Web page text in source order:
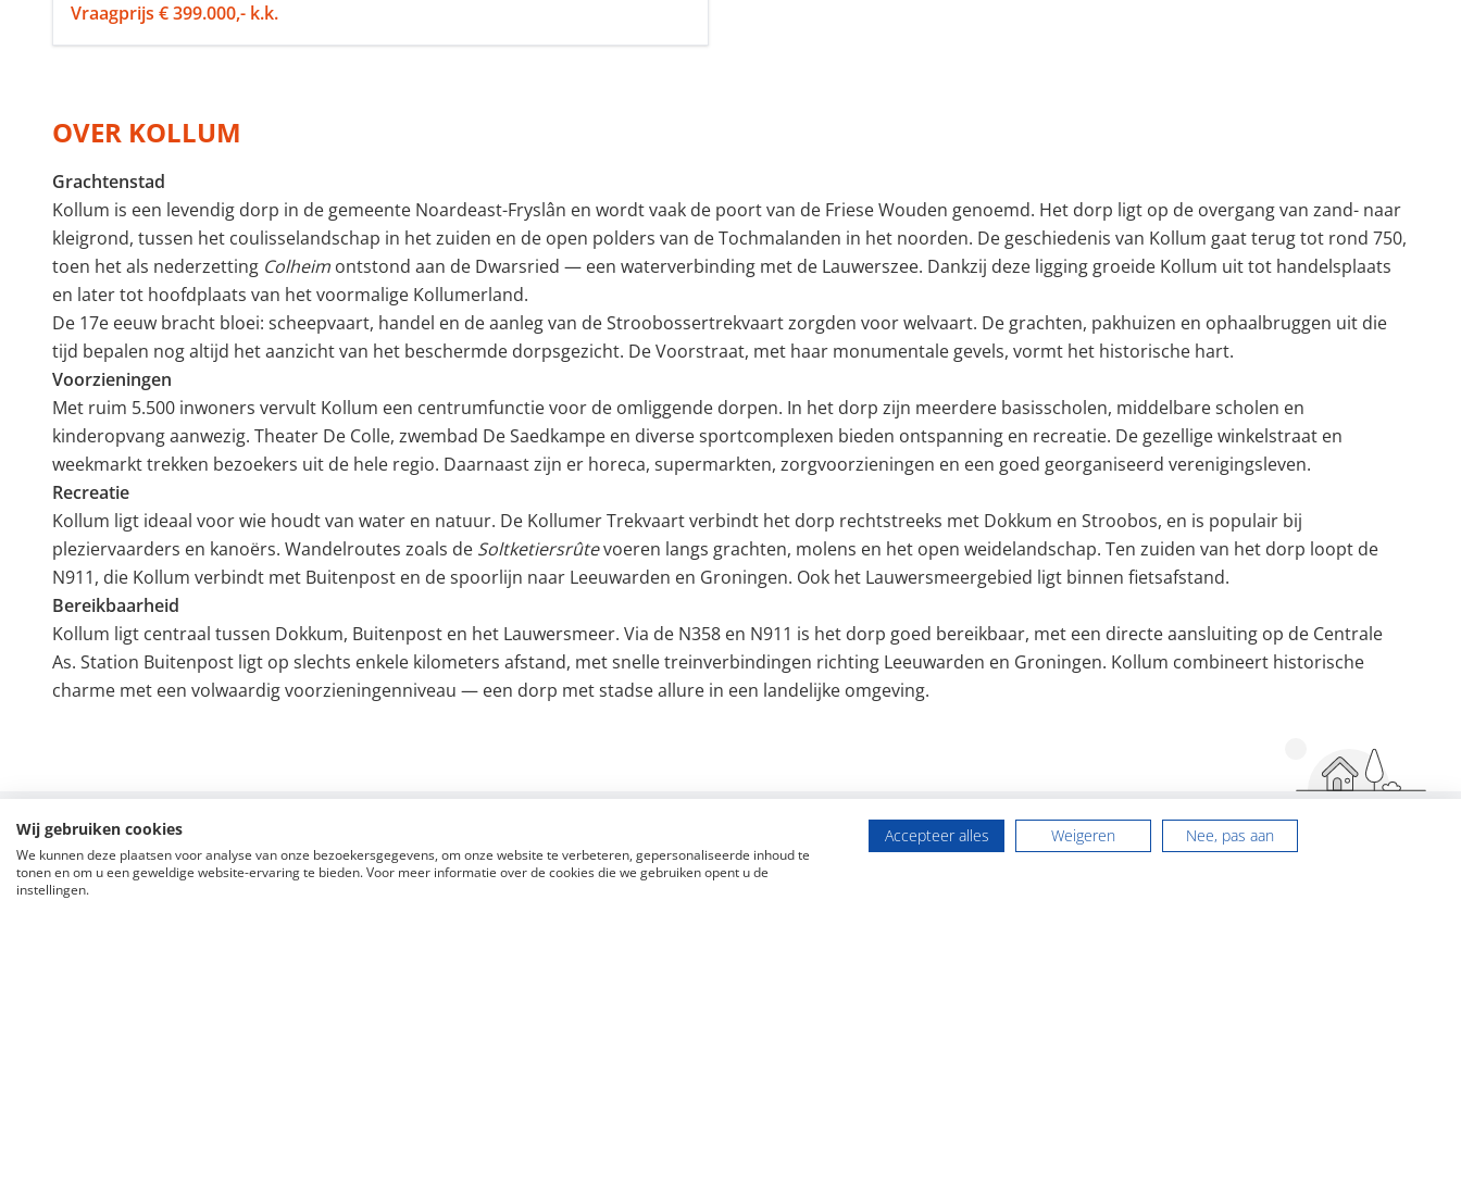
Vraagprijs € 399.000,- k.k.
OVER KOLLUM
Grachtenstad
Kollum is een levendig dorp in de gemeente Noardeast-Fryslân en wordt vaak de poort van de Friese Wouden genoemd. Het dorp ligt op de overgang van zand- naar
kleigrond, tussen het coulisselandschap in het zuiden en de open polders van de Tochmalanden in het noorden. De geschiedenis van Kollum gaat terug tot rond 750,
toen het als nederzetting Colheim ontstond aan de Dwarsried — een waterverbinding met de Lauwerszee. Dankzij deze ligging groeide Kollum uit tot handelsplaats
en later tot hoofdplaats van het voormalige Kollumerland.
De 17e eeuw bracht bloei: scheepvaart, handel en de aanleg van de Stroobossertrekvaart zorgden voor welvaart. De grachten, pakhuizen en ophaalbruggen uit die
tijd bepalen nog altijd het aanzicht van het beschermde dorpsgezicht. De Voorstraat, met haar monumentale gevels, vormt het historische hart.
Voorzieningen
Met ruim 5.500 inwoners vervult Kollum een centrumfunctie voor de omliggende dorpen. In het dorp zijn meerdere basisscholen, middelbare scholen en
kinderopvang aanwezig. Theater De Colle, zwembad De Saedkampe en diverse sportcomplexen bieden ontspanning en recreatie. De gezellige winkelstraat en
weekmarkt trekken bezoekers uit de hele regio. Daarnaast zijn er horeca, supermarkten, zorgvoorzieningen en een goed georganiseerd verenigingsleven.
Recreatie
Kollum ligt ideaal voor wie houdt van water en natuur. De Kollumer Trekvaart verbindt het dorp rechtstreeks met Dokkum en Stroobos, en is populair bij
pleziervaarders en kanoërs. Wandelroutes zoals de Soltketiersrûtevoeren langs grachten, molens en het open weidelandschap. Ten zuiden van het dorp loopt de
N911, die Kollum verbindt met Buitenpost en de spoorlijn naar Leeuwarden en Groningen. Ook het Lauwersmeergebied ligt binnen fietsafstand.
Bereikbaarheid
Kollum ligt centraal tussen Dokkum, Buitenpost en het Lauwersmeer. Via de N358 en N911 is het dorp goed bereikbaar, met een directe aansluiting op de Centrale
As. Station Buitenpost ligt op slechts enkele kilometers afstand, met snelle treinverbindingen richting Leeuwarden en Groningen. Kollum combineert historische
charme met een volwaardig voorzieningenniveau — een dorp met stadse allure in een landelijke omgeving.
Aangesloten bij o.a.:
Wij gebruiken cookies
We kunnen deze plaatsen voor analyse van onze bezoekersgegevens, om onze website te verbeteren, gepersonaliseerde inhoud te
tonen en om u een geweldige website-ervaring te bieden. Voor meer informatie over de cookies die we gebruiken opent u de
instellingen.
Accepteer alles Weigeren Nee, pas aan